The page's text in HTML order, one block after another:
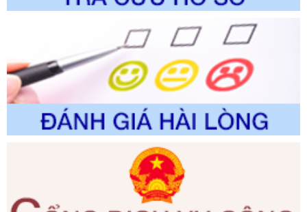
2300/QĐ-UBND
Tên: V/v công bố danh mục thủ tục hành chính được sửa
đổi, bổ sung và phê duyệt quy trình nội bộ, quy trình điện tử
giải quyết thủ tục hành chính trong lĩnh vực Luật sư thuộc
phạm vi chức năng quản lý của Sở Tư pháp
Ngày ban hành: 01/06/2026
Số kí hiệu:351/2025/NĐ-CP
Tên: Nghị định số 351/2025/NĐ-CP của Chính phủ: Quy
định chuẩn nghèo đa chiều quốc gia giai đoạn 2026 - 2030
Ngày ban hành: 29/12/2026
Số kí hiệu:
3014/QĐ-UBND